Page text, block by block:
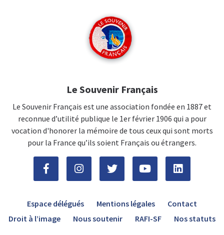
Le Souvenir Français
Le Souvenir Français est une association fondée en 1887 et
reconnue d’utilité publique le 1er février 1906 qui a pour
vocation d'honorer la mémoire de tous ceux qui sont morts
pour la France qu’ils soient Français ou étrangers.
Espace délégués Mentions légales
Contact
Droit à l’image
Nous soutenir RAFI-SF Nos statuts